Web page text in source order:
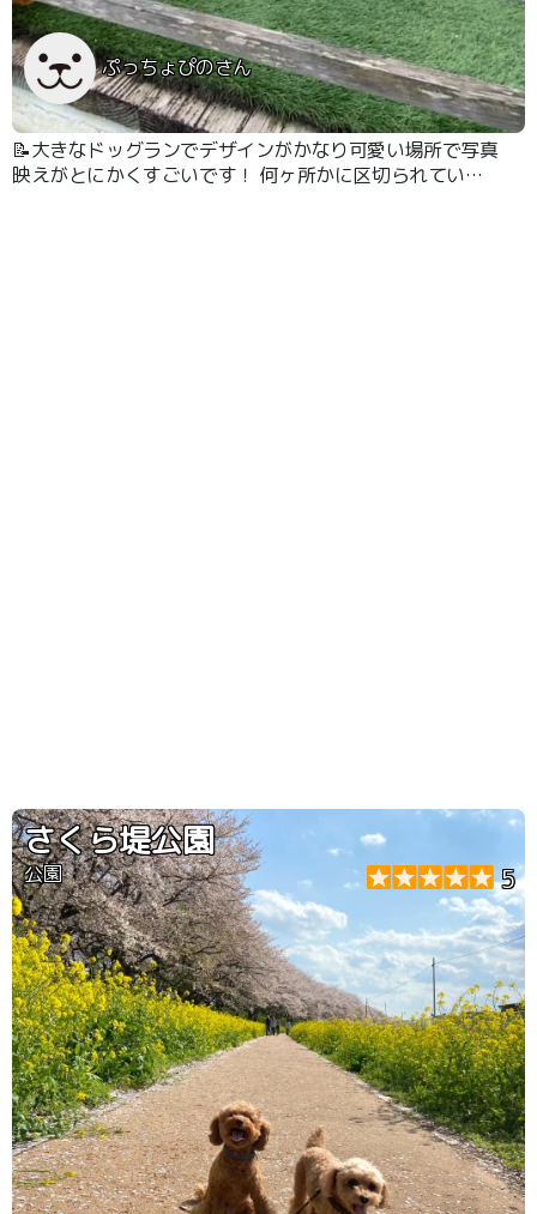
ぷっちょぴのさん
📝大きなドッグランでデザインがかなり可愛い場所で写真
映えがとにかくすごいです！ 何ヶ所かに区切られている
さくら堤公園
公園 5